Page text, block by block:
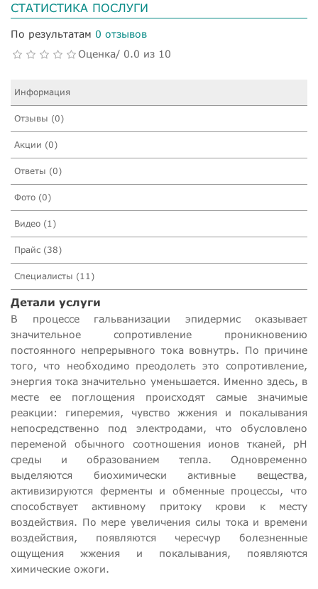
СТАТИСТИКА ПОСЛУГИ
По результатам 0 отзывов
Оценка/ 0.0 из 10
Информация
Отзывы (0)
Акции (0)
Ответы (0)
Фото (0)
Видео (1)
Прайс (38)
Специалисты (11)
Детали услуги
В процессе гальванизации эпидермис оказывает
значительное сопротивление проникновению
постоянного непрерывного тока вовнутрь. По причине
того, что необходимо преодолеть это сопротивление,
энергия тока значительно уменьшается. Именно здесь, в
месте ее поглощения происходят самые значимые
реакции: гиперемия, чувство жжения и покалывания
непосредственно под электродами, что обусловлено
переменой обычного соотношения ионов тканей, рН
среды и образованием тепла. Одновременно
выделяются биохимически активные вещества,
активизируются ферменты и обменные процессы, что
способствует активному притоку крови к месту
воздействия. По мере увеличения силы тока и времени
воздействия, появляются чересчур болезненные
ощущения жжения и покалывания, появляются
химические ожоги.